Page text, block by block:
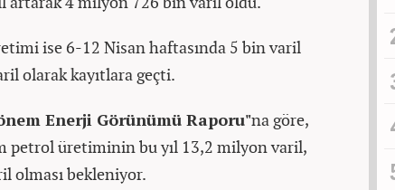
ise 6-12 Nisan haftasında 5 bin varil
olarak kayıtlara geçti.
Enerji Görünümü Raporu"na göre,
petrol üretiminin bu yıl 13,2 milyon varil,
olması bekleniyor.